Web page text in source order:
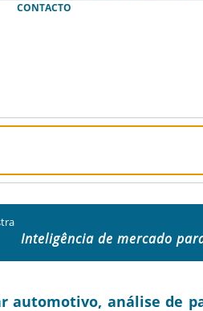
CONTACTO
Inteligência de mercado
automotivo, análise de